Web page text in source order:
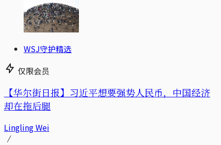
WSJ守护精选
仅限会员
【华尔街日报】习近平想要强势人民币，中国经济
却在拖后腿
Lingling Wei